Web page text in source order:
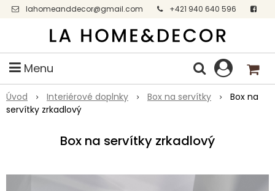
lahomeanddecor@gmail.com
+421 940 640 596
Facebook
Menu
Úvod Interiérové doplnky Box na servítky
Box na
servítky zrkadlový
Box na servítky zrkadlový